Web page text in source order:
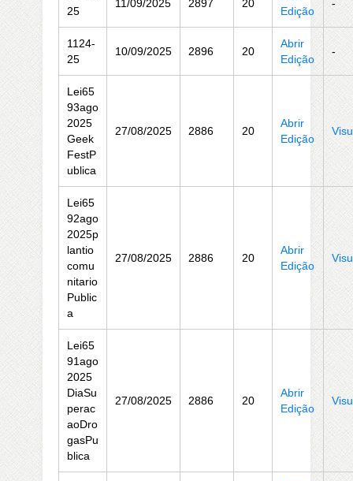
25
11/09/2025 2897 20
Edição
-
1124-
25
10/09/2025 2896 20
Abrir
Edição
-
Lei65
93ago
2025
Geek
FestP
ublica
27/08/2025 2886 20
Abrir
Edição
Lei65
92ago
2025p
lantio
comu
nitario
Public
a
27/08/2025 2886 20
Abrir
Edição
Lei65
91ago
2025
DiaSu
perac
aoDro
gasPu
blica
27/08/2025 2886 20
Abrir
Edição